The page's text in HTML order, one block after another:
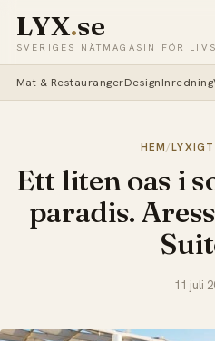
LYX.se
SVERIGES NÄTMAGASIN FÖR
Mat & RestaurangerDesignInredning
HEM/
Ett liten oas i
paradis.
11 juli